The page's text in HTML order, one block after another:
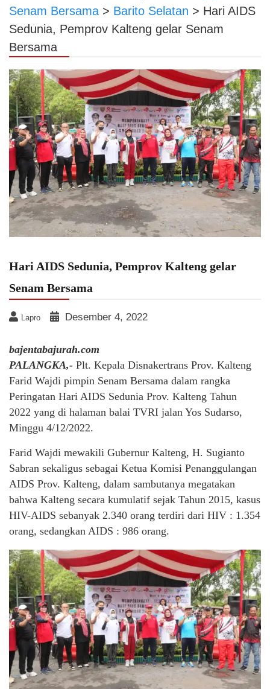
Senam Bersama > Barito Selatan > Hari AIDS
Sedunia, Pemprov Kalteng gelar Senam
Bersama
Hari AIDS Sedunia, Pemprov Kalteng gelar
Senam Bersama
Lapro Desember 4, 2022
bajentabajurah.com
PALANGKA,- Plt. Kepala Disnakertrans Prov. Kalteng
Farid Wajdi pimpin Senam Bersama dalam rangka
Peringatan Hari AIDS Sedunia Prov. Kalteng Tahun
2022 yang di halaman balai TVRI jalan Yos Sudarso,
Minggu 4/12/2022.
Farid Wajdi mewakili Gubernur Kalteng, H. Sugianto
Sabran sekaligus sebagai Ketua Komisi Penanggulangan
AIDS Prov. Kalteng, dalam sambutanya megatakan
bahwa Kalteng secara kumulatif sejak Tahun 2015, kasus
HIV-AIDS sebanyak 2.340 orang terdiri dari HIV : 1.354
orang, sedangkan AIDS : 986 orang.